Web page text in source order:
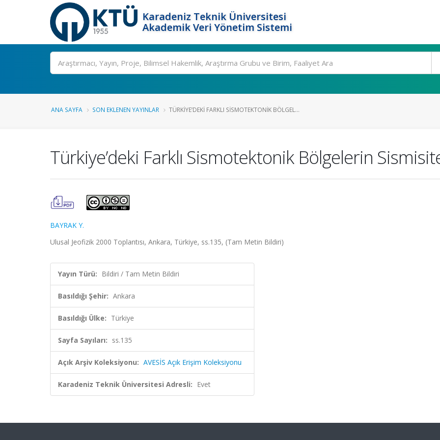
Karadeniz Teknik Üniversitesi
Akademik Veri Yönetim Sistemi
Ara
ANA SAYFA SON EKLENEN YAYINLAR TÜRKIYE’DEKI FARKLI SISMOTEKTONIK BÖLGEL...
Türkiye’deki Farklı Sismotektonik Bölgelerin
BAYRAK Y.
Ulusal Jeofizik 2000 Toplantısı, Ankara, Türkiye, ss.135, (Tam Metin Bildiri)
Yayın Türü: Bildiri / Tam Metin Bildiri
Basıldığı Şehir: Ankara
Basıldığı Ülke: Türkiye
Sayfa Sayıları: ss.135
Açık Arşiv Koleksiyonu: AVESİS Açık Erişim Koleksiyonu
Karadeniz Teknik Üniversitesi Adresli: Evet